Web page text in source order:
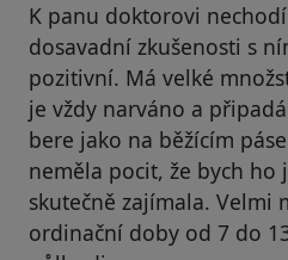
K panu doktorovi
dosavadní zkušenosti s
pozitivní. Má velké
je vždy narváno a
bere jako na běžícím
neměla pocit, že bych ho
skutečně zajímala. Velmi
ordinační doby od 7 do